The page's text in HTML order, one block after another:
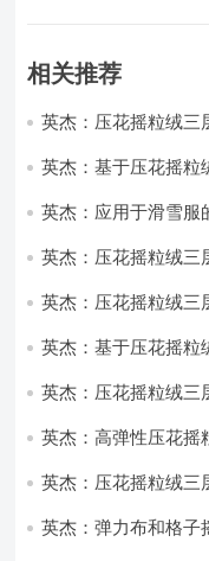
相关推荐
英杰：压花摇粒绒三
英杰：基于压花摇粒
英杰：应用于滑雪服
英杰：压花摇粒绒三
英杰：压花摇粒绒三
英杰：基于压花摇粒
英杰：压花摇粒绒三
英杰：高弹性压花摇
英杰：压花摇粒绒三
英杰：弹力布和格子